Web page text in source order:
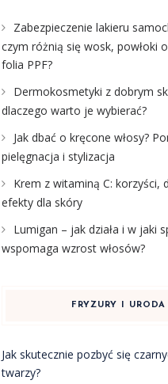
Zabezpieczenie lakieru
czym różnią się wosk, powłoki
folia PPF?
Dermokosmetyki z dobrym
dlaczego warto je wybierać?
Jak dbać o kręcone włosy?
pielęgnacja i stylizacja
Krem z witaminą C: korzyści,
efekty dla skóry
Lumigan – jak działa i w jaki
wspomaga wzrost włosów?
FRYZURY I URODA
Jak skutecznie pozbyć się
twarzy?